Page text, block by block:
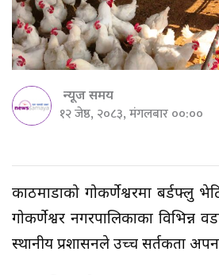
न्यूज समय
१२ जेष्ठ, २०८३, मंगलबार ००:००
काठमाडौंको गोकर्णेश्वरमा बर्डफ्लु
गोकर्णेश्वर नगरपालिकाका विभिन्न
स्थानीय प्रशासनले उच्च सर्तकता